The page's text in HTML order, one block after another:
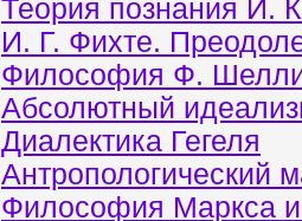
Теория познания И.
И. Г. Фихте.
Философия Ф.
Абсолютный
Диалектика Гегеля
Антропологический
Философия Маркса